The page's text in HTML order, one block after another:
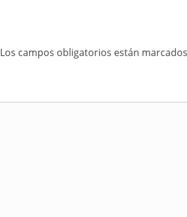
Los campos obligatorios están